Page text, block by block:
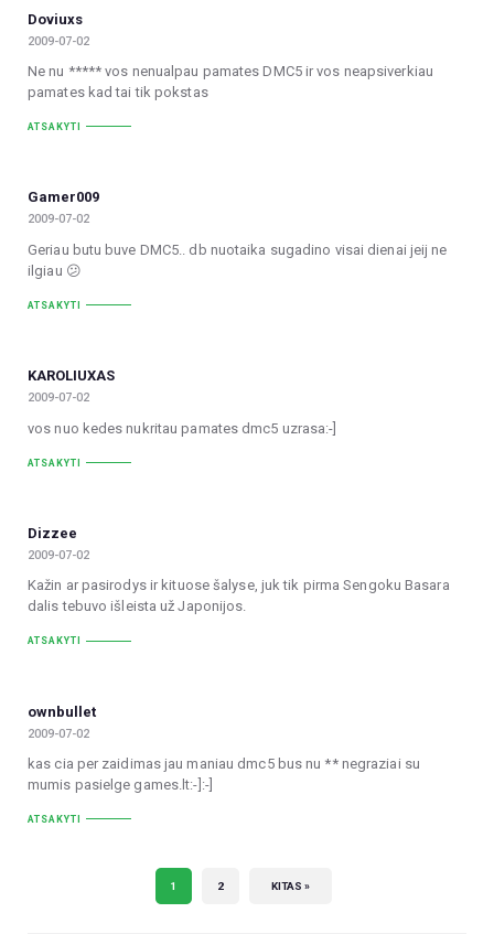
Doviuxs
2009-07-02
Ne nu ***** vos nenualpau pamates DMC5 ir vos neapsiverkiau
pamates kad tai tik pokstas
ATSAKYTI
Gamer009
2009-07-02
Geriau butu buve DMC5.. db nuotaika sugadino visai dienai jeij ne
ilgiau 😕
ATSAKYTI
KAROLIUXAS
2009-07-02
vos nuo kedes nukritau pamates dmc5 uzrasa:-]
ATSAKYTI
Dizzee
2009-07-02
Kažin ar pasirodys ir kituose šalyse, juk tik pirma Sengoku Basara
dalis tebuvo išleista už Japonijos.
ATSAKYTI
ownbullet
2009-07-02
kas cia per zaidimas jau maniau dmc5 bus nu ** negraziai su
mumis pasielge games.lt:-]:-]
ATSAKYTI
1 2 KITAS »